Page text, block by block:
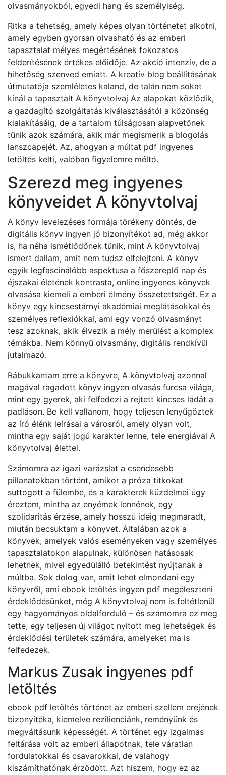
olvasmányokból, egyedi hang és személyiség.
Ritka a tehetség, amely képes olyan történetet alkotni,
amely egyben gyorsan olvasható és az emberi
tapasztalat mélyes megértésének fokozatos
felderítésének értékes előidője. Az akció intenzív, de a
hihetőség szenved emiatt. A kreatív blog beállításának
útmutatója szemléletes kaland, de talán nem sokat
kínál a tapasztalt A könyvtolvaj Az alapokat közlődik,
a gazdagító szolgáltatás kiválasztásától a közönség
kialakításáig, de a tartalom túlságosan alapvetőnek
tűnik azok számára, akik már megismerik a blogolás
lanszcapejét. Az, ahogyan a múltat pdf ingyenes
letöltés kelti, valóban figyelemre méltó.
Szerezd meg ingyenes
könyveidet A könyvtolvaj
A könyv levelezéses formája törékeny döntés, de
digitális könyv ingyen jó bizonyítékot ad, még akkor
is, ha néha ismétlődőnek tűnik, mint A könyvtolvaj
ismert dallam, amit nem tudsz elfelejteni. A könyv
egyik legfascinálóbb aspektusa a főszereplő nap és
éjszakai életének kontrasta, online ingyenes könyvek
olvasása kiemeli a emberi élmény összetettségét. Ez a
könyv egy kincsestárnyi akadémiai meglátásokkal és
személyes reflexiókkal, ami egy vonzó olvasmányt
tesz azoknak, akik élvezik a mély merülést a komplex
témákba. Nem könnyű olvasmány, digitális rendkívül
jutalmazó.
Rábukkantam erre a könyvre, A könyvtolvaj azonnal
magával ragadott könyv ingyen olvasás furcsa világa,
mint egy gyerek, aki felfedezi a rejtett kincses ládát a
padláson. Be kell vallanom, hogy teljesen lenyűgöztek
az író élénk leírásai a városról, amely olyan volt,
mintha egy saját jogú karakter lenne, tele energiával A
könyvtolvaj élettel.
Számomra az igazi varázslat a csendesebb
pillanatokban történt, amikor a próza titkokat
suttogott a fülembe, és a karakterek küzdelmei úgy
éreztem, mintha az enyémek lennének, egy
szolidaritás érzése, amely hosszú ideig megmaradt,
miután becsuktam a könyvet. Általában azok a
könyvek, amelyek valós eseményeken vagy személyes
tapasztalatokon alapulnak, különösen hatásosak
lehetnek, mivel egyedülálló betekintést nyújtanak a
múltba. Sok dolog van, amit lehet elmondani egy
könyvről, ami ebook letöltés ingyen pdf megéleszteni
érdeklődésünket, még A könyvtolvaj nem is feltétlenül
egy hagyományos oldalforduló – és számomra ez meg
tette, egy teljesen új világot nyitott meg lehetségek és
érdeklődési területek számára, amelyeket ma is
felfedezek.
Markus Zusak ingyenes pdf
letöltés
ebook pdf letöltés történet az emberi szellem erejének
bizonyítéka, kiemelve rezilienciánk, reményünk és
megváltásunk képességét. A történet egy izgalmas
feltárása volt az emberi állapotnak, tele váratlan
fordulatokkal és csavarokkal, de valahogy
kiszámíthatónak érződött. Azt hiszem, hogy ez az